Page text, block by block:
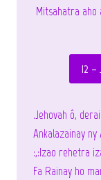
Mitsahatra aho
12
.Jehovah ô,
Ankalazainay ny
:,:Izao rehetra
Fa Rainay ho